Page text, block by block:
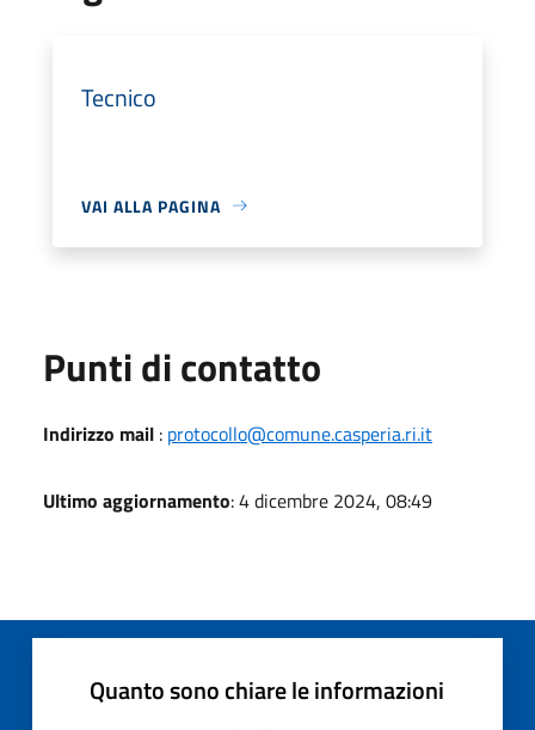
Tecnico
VAI ALLA PAGINA
Punti di contatto
Indirizzo mail : protocollo@comune.casperia.ri.it
Ultimo aggiornamento: 4 dicembre 2024, 08:49
Quanto sono chiare le informazioni